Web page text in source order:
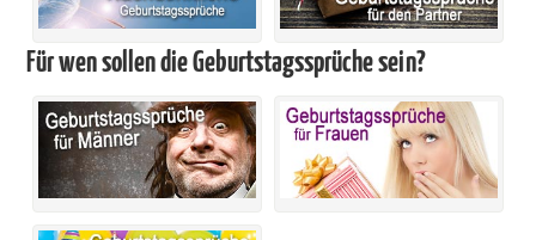
Für wen sollen die Geburtstagssprüche sein?